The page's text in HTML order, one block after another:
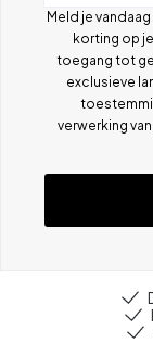
Meld je
korting op
toegang tot
exclusieve
verwerking